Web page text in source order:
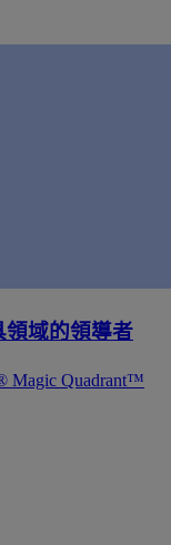
領域的領導者
Magic Quadrant™